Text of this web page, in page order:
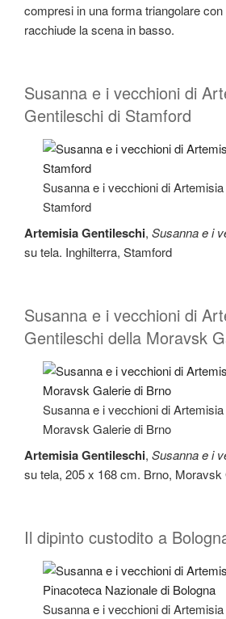
compresi in una forma triangolare con
racchiude la scena in basso.
Susanna e i vecchioni di
Gentileschi di Stamford
Susanna e i vecchioni di
Stamford
Artemisia Gentileschi, Susanna e i
su tela. Inghilterra, Stamford
Susanna e i vecchioni di
Gentileschi della Moravsk
Susanna e i vecchioni di
Moravsk Galerie di Brno
Artemisia Gentileschi, Susanna e i
su tela, 205 x 168 cm. Brno, Moravsk
Il dipinto custodito a
Susanna e i vecchioni di